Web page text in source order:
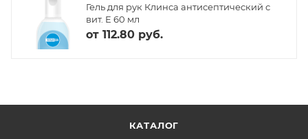
Гель для рук Клинса антисептический с
вит. Е 60 мл
от 112.80 руб.
КАТАЛОГ